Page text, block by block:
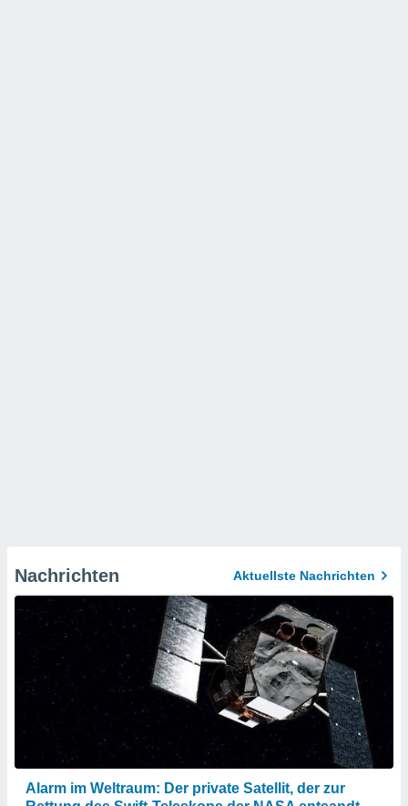
Nachrichten Aktuellste Nachrichten
Alarm im Weltraum: Der private Satellit, der zur